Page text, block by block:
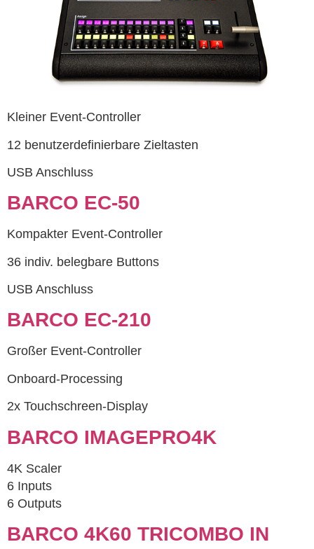
Kleiner Event-Controller
12 benutzerdefinierbare Zieltasten
USB Anschluss
BARCO EC-50
Kompakter Event-Controller
36 indiv. belegbare Buttons
USB Anschluss
BARCO EC-210
Großer Event-Controller
Onboard-Processing
2x Touchschreen-Display
BARCO IMAGEPRO4K
4K Scaler
6 Inputs
6 Outputs
BARCO 4K60 TRICOMBO IN